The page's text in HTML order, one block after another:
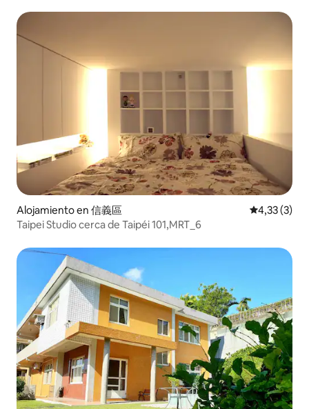
cómoda / Distrito comercial de Lin Sen / Estación de la
escuela primaria Zhongshan / Amigable con los
extranjeros
Alojamiento en 信義區 Calificación
4,33 (3)
Taipei Studio cerca de Taipéi 101,MRT_6